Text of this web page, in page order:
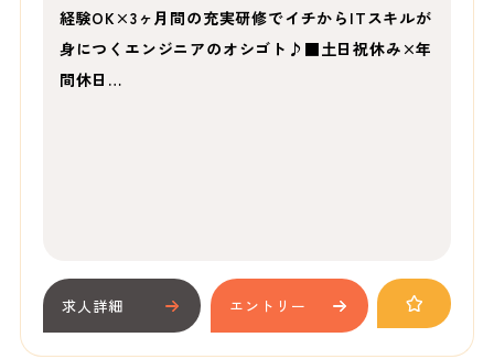
経験OK×3ヶ月間の充実研修でイチからITスキルが
身につくエンジニアのオシゴト♪■土日祝休み×年
間休日…
求人詳細 エントリー